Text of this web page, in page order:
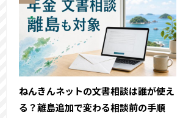
ねんきんネットの文書相談は誰が使え
る？離島追加で変わる相談前の手順